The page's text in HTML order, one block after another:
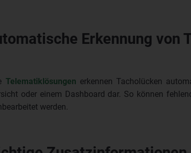
Erkennung von
Telematiklösungen erkennen Tacholücken
oder einem Dashboard dar. So können
werden.